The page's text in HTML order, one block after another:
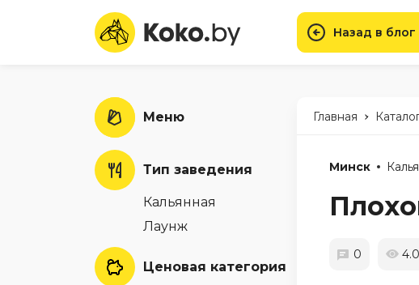
Назад в блог
Меню
Тип заведения
Кальянная
Лаунж
Ценовая категория
Главная -
Минск
0